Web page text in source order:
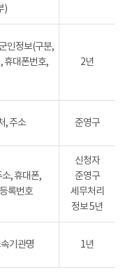
)
인정보(구분,
휴대폰번호,
2년
, 주소 준영구
, 휴대폰,
록번호
신청자
준영구
세무처리
정보 5년
기관명 1년